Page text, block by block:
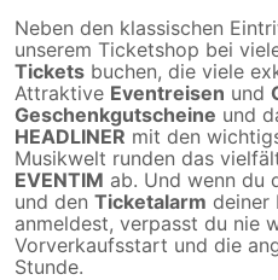
Neben den klassischen
unserem Ticketshop bei
Tickets buchen, die viele
Attraktive Eventreisen und
Geschenkgutscheine und
HEADLINER mit den
Musikwelt runden das
EVENTIM ab. Und wenn du
und den Ticketalarm deiner
anmeldest, verpasst du nie
Vorverkaufsstart und die
Stunde.